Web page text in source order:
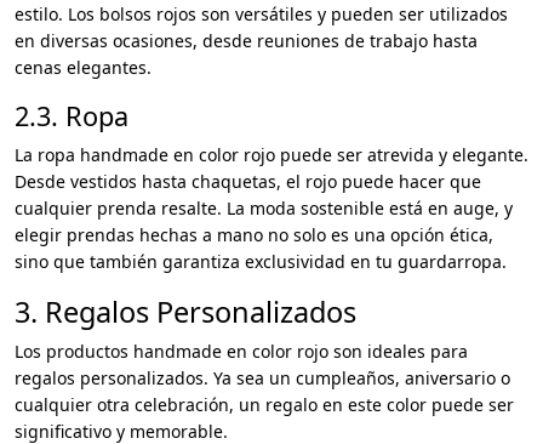
estilo. Los bolsos rojos son versátiles y pueden ser utilizados
en diversas ocasiones, desde reuniones de trabajo hasta
cenas elegantes.
2.3. Ropa
La ropa handmade en color rojo puede ser atrevida y elegante.
Desde vestidos hasta chaquetas, el rojo puede hacer que
cualquier prenda resalte. La moda sostenible está en auge, y
elegir prendas hechas a mano no solo es una opción ética,
sino que también garantiza exclusividad en tu guardarropa.
3. Regalos Personalizados
Los productos handmade en color rojo son ideales para
regalos personalizados. Ya sea un cumpleaños, aniversario o
cualquier otra celebración, un regalo en este color puede ser
significativo y memorable.